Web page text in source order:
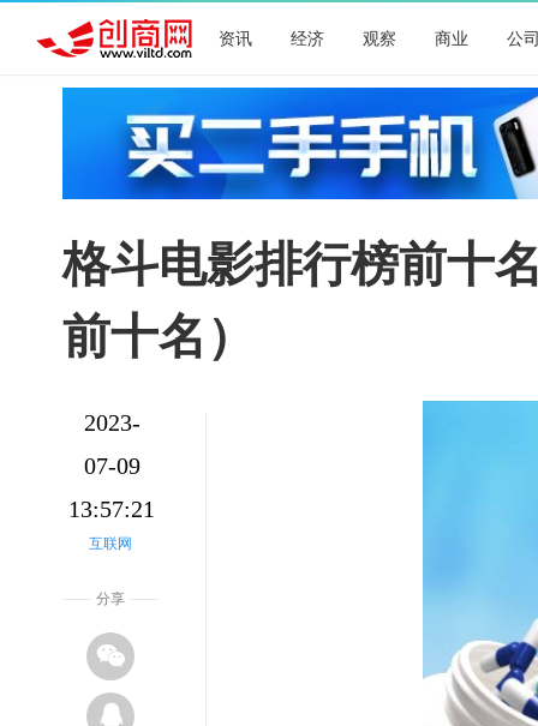
资讯 经济 观察 商业 公
格斗电影排行榜前十
前十名）
2023-
07-09
13:57:21
互联网
分享